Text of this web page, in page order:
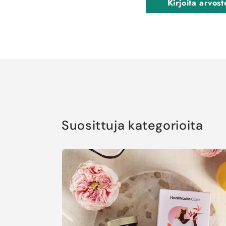
Kirjoita
Suosittuja kategorioita